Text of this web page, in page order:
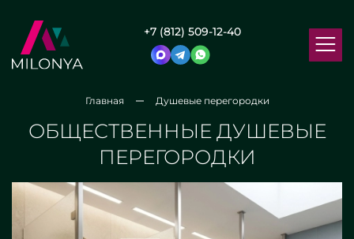
+7 (812) 509-12-40
Главная Душевые перегородки
ОБЩЕСТВЕННЫЕ ДУШЕВЫЕ
ПЕРЕГОРОДКИ